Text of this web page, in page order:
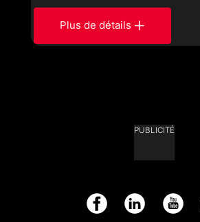
Plus de détails
PUBLICITÉ
Facebook LinkedIn YouTube